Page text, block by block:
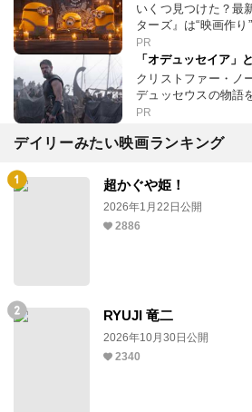
いくつ見つけた？最
ターズ』は“映画作り
PR
「オデュッセイア」
クリストファー・ノ
デュッセウスの物語
PR
デイリーみたい映画ランキング
超かぐや姫！
2026年1月22日公開
2886
RYUJI 竜二
2026年10月30日公開
2340